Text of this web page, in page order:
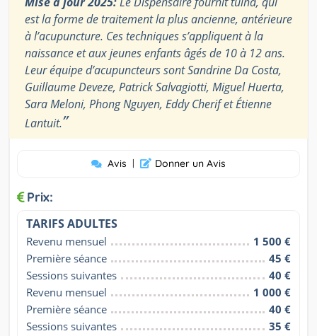
est la forme de traitement la plus ancienne, antérieure
à l’acupuncture. Ces techniques s’appliquent à la
naissance et aux jeunes enfants âgés de 10 à 12 ans.
Leur équipe d’acupuncteurs sont Sandrine Da Costa,
Guillaume Deveze, Patrick Salvagiotti, Miguel Huerta,
Sara Meloni, Phong Nguyen, Eddy Cherif et Étienne
Lantuit.”
Avis | Donner un Avis
Prix:
TARIFS ADULTES
Revenu mensuel
1 500 €
Première séance
45 €
Sessions suivantes
40 €
Revenu mensuel
1 000 €
Première séance
40 €
Sessions suivantes
35 €